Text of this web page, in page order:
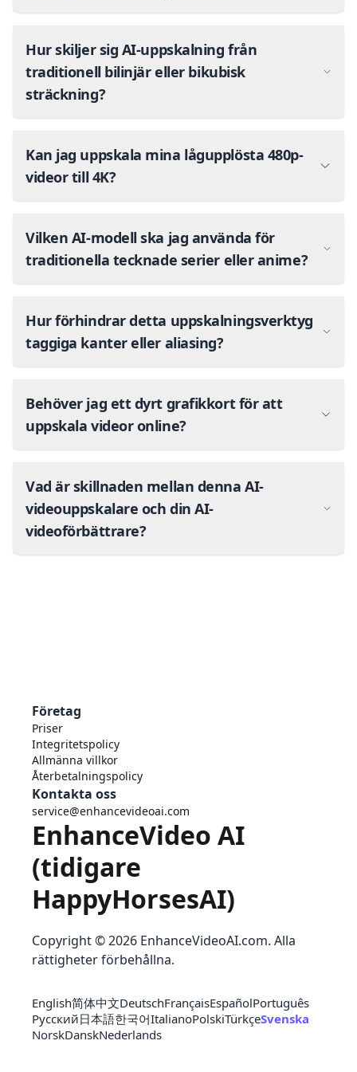
Hur skiljer sig AI-uppskalning från
traditionell bilinjär eller bikubisk
sträckning?
Kan jag uppskala mina lågupplösta 480p-
videor till 4K?
Vilken AI-modell ska jag använda för
traditionella tecknade serier eller anime?
Hur förhindrar detta uppskalningsverktyg
taggiga kanter eller aliasing?
Behöver jag ett dyrt grafikkort för att
uppskala videor online?
Vad är skillnaden mellan denna AI-
videouppskalare och din AI-
videoförbättrare?
Företag
Priser
Integritetspolicy
Allmänna villkor
Återbetalningspolicy
Kontakta oss
service@enhancevideoai.com
EnhanceVideo AI
(tidigare
HappyHorsesAI)
Copyright © 2026 EnhanceVideoAI.com. Alla
rättigheter förbehållna.
English简体中文DeutschFrançaisEspañolPortuguês
Русский日本語한국어ItalianoPolskiTürkçeSvenska
NorskDanskNederlands